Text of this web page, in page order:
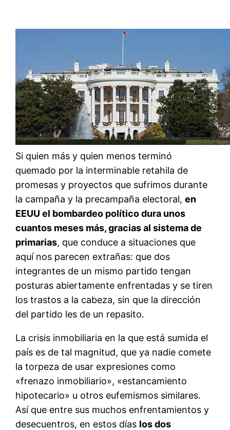
Si quien más y quien menos terminó
quemado por la interminable retahila de
promesas y proyectos que sufrimos durante
la campaña y la precampaña electoral,en
EEUU el bombardeo político dura unos
cuantos meses más, gracias al sistema de
primarias, que conduce a situaciones que
aquí nos parecen extrañas: que dos
integrantes de un mismo partido tengan
posturas abiertamente enfrentadas y se tiren
los trastos a la cabeza, sin que la dirección
del partido les de un repasito.
La crisis inmobiliaria en la que está sumida el
país es de tal magnitud, que ya nadie comete
la torpeza de usar expresiones como
«frenazo inmobiliario», «estancamiento
hipotecario» u otros eufemismos similares.
Así que entre sus muchos enfrentamientos y
desecuentros, en estos días los dos